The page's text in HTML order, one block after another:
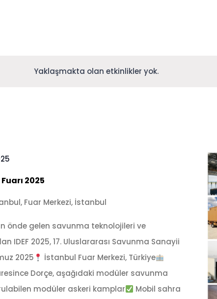
Yaklaşmakta olan etkinlikler yok.
2025
Fuar Merkezi, İstanbul
önde gelen savunma teknolojileri ve
IDEF 2025, 17. Uluslararası Savunma Sanayii
2025
İstanbul Fuar Merkezi, Türkiye
Dorçe, aşağıdaki modüler savunma
modüler askeri kamplar
Mobil sahra